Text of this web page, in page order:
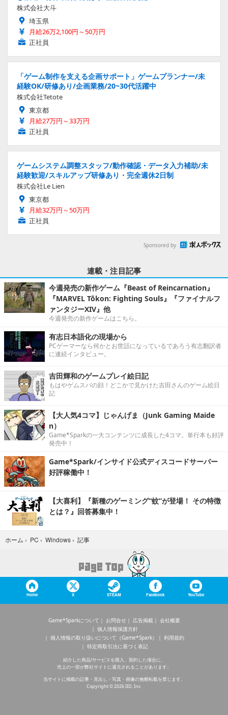
株式会社大斗
埼玉県
月給26万2,100円～50万円
正社員
「ゲーム制作を支える企画サポート」ゲームプランナー/未
経験OK/研修あり/企画業務/20~30代活躍中
株式会社Tetote
東京都
月給27万円～33万円
正社員
ゲームシステム調整スタッフ/動作確認・データ入力補助/未
経験歓迎/スキルアップ研修あり・完全週休2日制
株式会社Le Lien
東京都
月給32万円～50万円
正社員
Sponsored by
連載・注目記事
今週発売の新作ゲーム『Beast of Reincarnation』
『MARVEL Tōkon: Fighting Souls』『ファイナルフ
ァンタジーXIV』他
今週発売の新作ゲームはこちら。
有志日本語化の現場から
PCゲーマーなら何かとお世話になっているであろう有志翻訳者
に連続インタビュー。
吉田輝和のゲームプレイ絵日記
もはやゲムスパの顔！どこかで見かけた吉田さんのゲーム絵日
記
【大人気4コマ】じゃんげま（Junk Gaming Maide
n）
Game*Sparkの一大コンテンツに成長した4コマ。単行本も好評
発売中！
Game*Spark/インサイド公式ディスコードサーバー
好評稼働中！
【大喜利】『新種のゲーミング“蚊”が登場！ その特徴
とは？』回答募集中！
ホーム › PC › Windows › 記事
Home X STEAM Facebook YouTube
Game*Sparkについて お問合せ 広告掲載
会社概要
個人情報保護方針
個人情報の取り扱いについて（Game*Spark）
利用規約
特定商取引法に基づく表記
紹介した商品/サービスを購入、契約した場合に、
売上の一部が弊社サイトに還元されることがあります。
当サイトに掲載の記事・見出し・写真・画像の無断転載を禁じます。
Copyright © 2026 IID, Inc.